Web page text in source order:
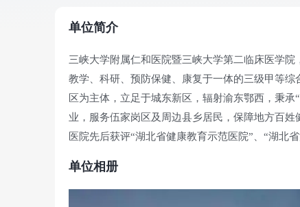
单位简介
三峡大学附属仁和医院暨三峡大学第二临床医学院
教学、科研、预防保健、康复于一体的三级甲等
区为主体，立足于城东新区，辐射渝东鄂西，秉
业，服务伍家岗区及周边县乡居民，保障地方百姓
医院先后获评“湖北省健康教育示范医院”、“湖北
单位”；连续多年获得市区“精神文明创建工作先
单位相册